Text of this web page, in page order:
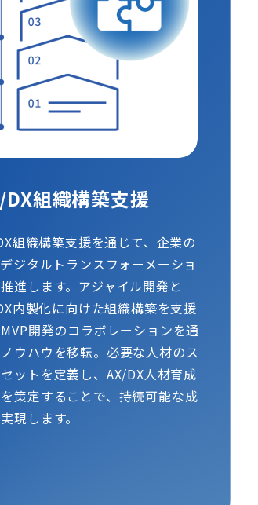
DX組織構築支援
組織構築支援を通じて、企業の
ジタルトランスフォーメーショ
進します。アジャイル開発と
内製化に向けた組織構築を支援
開発のコラボレーションを通
ウハウを移転。必要な人材のス
ットを定義し、AX/DX人材育成
策定することで、持続可能な成
現します。